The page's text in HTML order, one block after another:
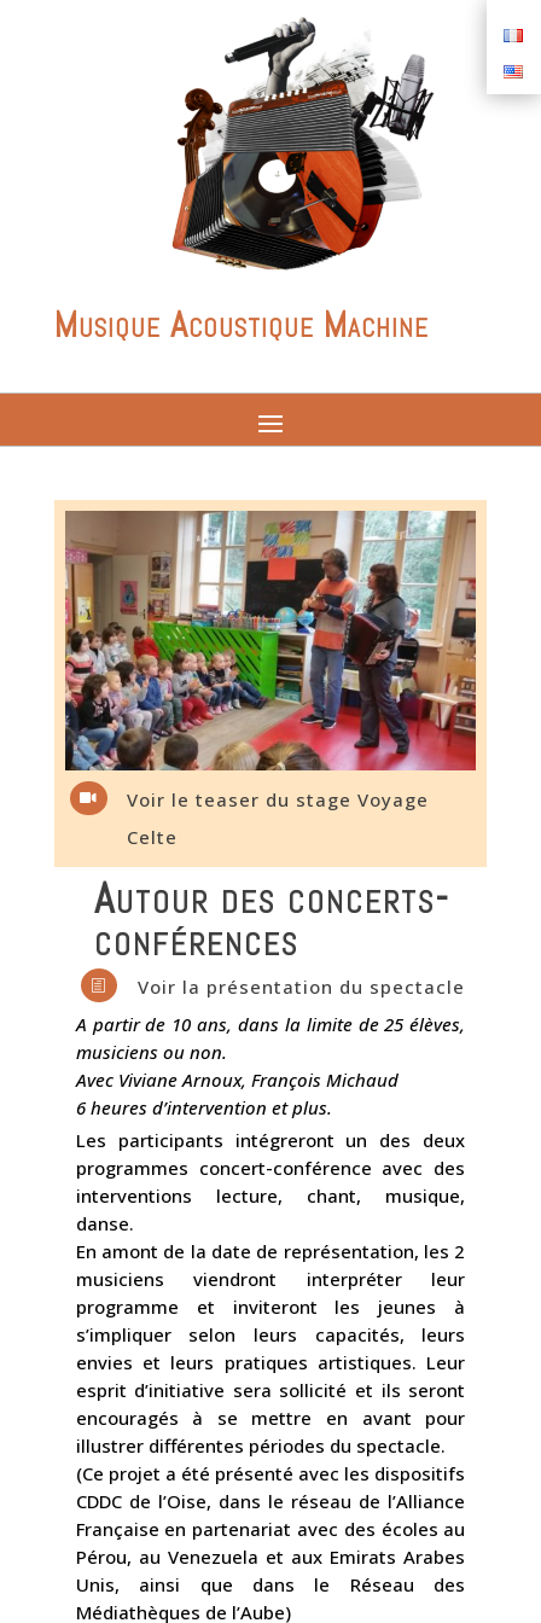
Musique Acoustique Machine

Voir le teaser du stage Voyage
Celte
Autour des concerts-
conférences
h
Voir la présentation du spectacle
A partir de 10 ans, dans la limite de 25 élèves,
musiciens ou non.
Avec Viviane Arnoux, François Michaud
6 heures d’intervention et plus.
Les participants intégreront un des deux
programmes concert-conférence avec des
interventions lecture, chant, musique,
danse.
En amont de la date de représentation, les 2
musiciens viendront interpréter leur
programme et inviteront les jeunes à
s’impliquer selon leurs capacités, leurs
envies et leurs pratiques artistiques. Leur
esprit d’initiative sera sollicité et ils seront
encouragés à se mettre en avant pour
illustrer différentes périodes du spectacle.
(Ce projet a été présenté avec les dispositifs
CDDC de l’Oise, dans le réseau de l’Alliance
Française en partenariat avec des écoles au
Pérou, au Venezuela et aux Emirats Arabes
Unis, ainsi que dans le Réseau des
Médiathèques de l’Aube)